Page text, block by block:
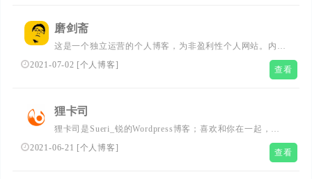
磨剑斋
这是一个独立运营的个人博客，为非盈利性个人网站。内容
多是纯个人生活和工作的记录，所有原创文章为私人记录形
式（融微博、朋友圈、日记、收藏夹等于一站），非公开讨
2021-07-02 [个人博客] 查看
狸卡司
狸卡司是Sueri_锐的Wordpress博客；喜欢和你在一起，和
你喜欢的一切在一起；力争做一个有爱、前端的个人博
2021-06-21 [个人博客] 查看